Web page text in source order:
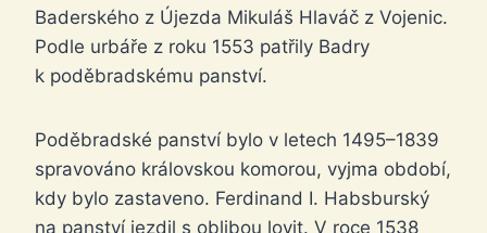
Baderského z Újezda Mikuláš Hlaváč z Vojenic.
Podle urbáře z roku 1553 patřily Badry
k poděbradskému panství.
Poděbradské panství bylo v letech 1495–1839
spravováno královskou komorou, vyjma období,
kdy bylo zastaveno. Ferdinand I. Habsburský
na panství jezdil s oblibou lovit. V roce 1538